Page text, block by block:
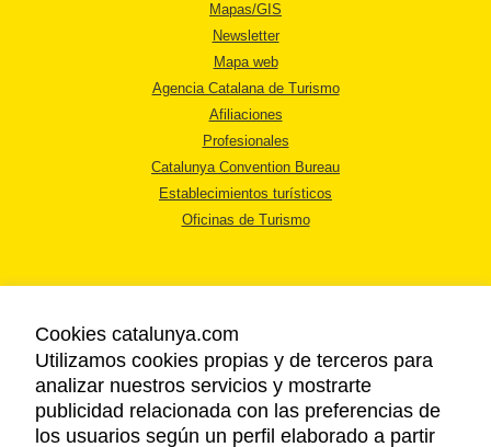
Mapas/GIS
Newsletter
Mapa web
Agencia Catalana de Turismo
Afiliaciones
Profesionales
Catalunya Convention Bureau
Establecimientos turísticos
Oficinas de Turismo
AVISO LEGAL
POLÍTICA DE PRIVACIDAD
COOKIES
Cookies catalunya.com
Utilizamos cookies propias y de terceros para
analizar nuestros servicios y mostrarte
publicidad relacionada con las preferencias de
los usuarios según un perfil elaborado a partir